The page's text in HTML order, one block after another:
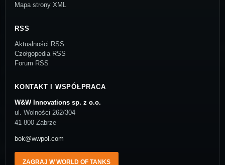
Mapa strony XML
RSS
Aktualności RSS
Czołgopedia RSS
Forum RSS
KONTAKT I WSPÓŁPRACA
W&W Innovations sp. z o.o.
ul. Wolności 262/304
41-800 Zabrze
bok@wwpol.com
ZAGRAJ W WORLD OF TANKS